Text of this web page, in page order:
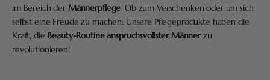
im Bereich der Männerpflege. Ob zum Verschenken oder um sich
selbst eine Freude zu machen: Unsere Pflegeprodukte haben die
Kraft, die Beauty-Routine anspruchsvollster Männerzu
revolutionieren!